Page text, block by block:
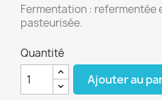
Fermentation : refermentée
pasteurisée.
Quantité
Ajouter au